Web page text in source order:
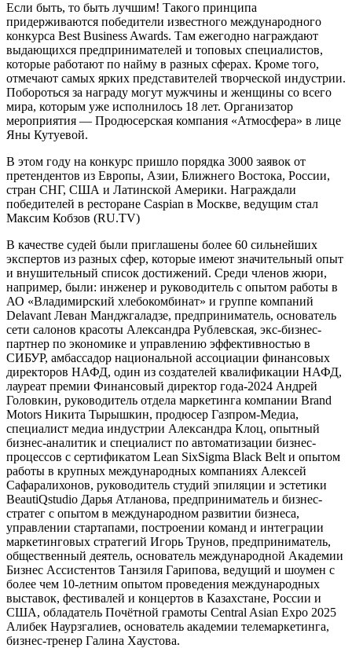
Если быть, то быть лучшим! Такого принципа
придерживаются победители известного международного
конкурса Best Business Awards. Там ежегодно награждают
выдающихся предпринимателей и топовых специалистов,
которые работают по найму в разных сферах. Кроме того,
отмечают самых ярких представителей творческой индустрии.
Побороться за награду могут мужчины и женщины со всего
мира, которым уже исполнилось 18 лет. Организатор
мероприятия — Продюсерская компания «Атмосфера» в лице
Яны Кутуевой.
В этом году на конкурс пришло порядка 3000 заявок от
претендентов из Европы, Азии, Ближнего Востока, России,
стран СНГ, США и Латинской Америки. Награждали
победителей в ресторане Caspian в Москве, ведущим стал
Максим Кобзов (RU.TV)
В качестве судей были приглашены более 60 сильнейших
экспертов из разных сфер, которые имеют значительный опыт
и внушительный список достижений. Среди членов жюри,
например, были: инженер и руководитель с опытом работы в
АО «Владимирский хлебокомбинат» и группе компаний
Delavant Леван Манджгаладзе, предприниматель, основатель
сети салонов красоты Александра Рублевская, экс-бизнес-
партнер по экономике и управлению эффективностью в
СИБУР, амбассадор национальной ассоциации финансовых
директоров НАФД, один из создателей квалификации НАФД,
лауреат премии Финансовый директор года-2024 Андрей
Головкин, руководитель отдела маркетинга компании Brand
Motors Никита Тырышкин, продюсер Газпром-Медиа,
специалист медиа индустрии Александра Клоц, опытный
бизнес-аналитик и специалист по автоматизации бизнес-
процессов с сертификатом Lean SixSigma Black Belt и опытом
работы в крупных международных компаниях Алексей
Сафаралихонов, руководитель студий эпиляции и эстетики
BeautiQstudio Дарья Атланова, предприниматель и бизнес-
стратег с опытом в международном развитии бизнеса,
управлении стартапами, построении команд и интеграции
маркетинговых стратегий Игорь Трунов, предприниматель,
общественный деятель, основатель международной Академии
Бизнес Ассистентов Танзиля Гарипова, ведущий и шоумен с
более чем 10-летним опытом проведения международных
выставок, фестивалей и концертов в Казахстане, России и
США, обладатель Почётной грамоты Central Asian Expo 2025
Алибек Наурзгалиев, основатель академии телемаркетинга,
бизнес-тренер Галина Хаустова.